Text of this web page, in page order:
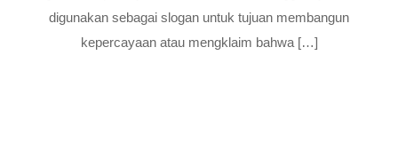
digunakan sebagai slogan untuk tujuan membangun
kepercayaan atau mengklaim bahwa […]